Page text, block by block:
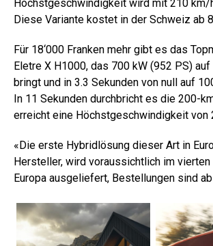
Höchstgeschwindigkeit wird mit 210 km/
Diese Variante kostet in der Schweiz ab
Für 18‘000 Franken mehr gibt es das
Eletre X H1000, das 700 kW (952 PS)
bringt und in 3.3 Sekunden von null auf
In 11 Sekunden durchbricht es die 200-
erreicht eine Höchstgeschwindigkeit von
«Die erste Hybridlösung dieser Art in
Hersteller, wird voraussichtlich im vierten
Europa ausgeliefert, Bestellungen sind